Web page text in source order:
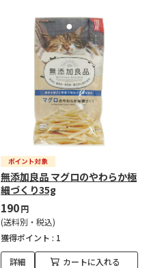
無添加良品 マグロのやわらか極
細づくり35g
190円
(送料別・税込)
獲得ポイント : 1
詳細 カートに入れる